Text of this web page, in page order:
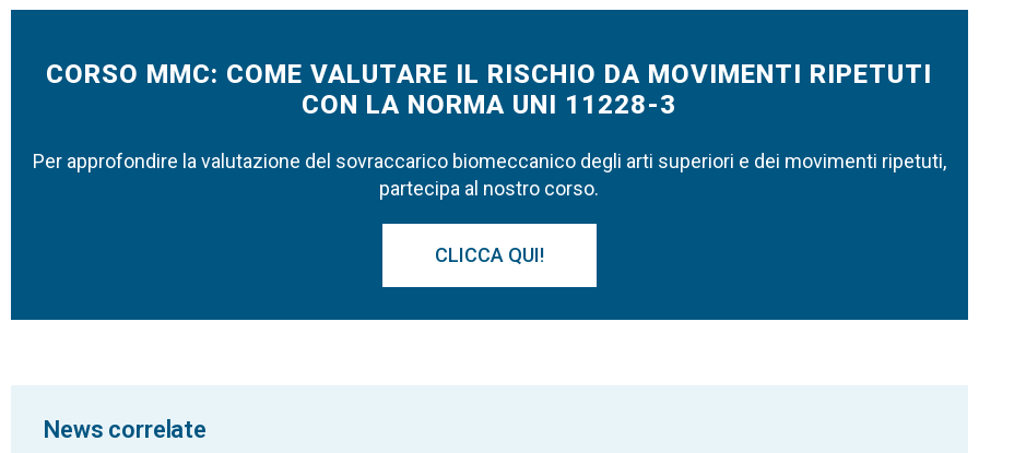
CORSO MMC: COME VALUTARE IL RISCHIO DA MOVIMENTI RIPETUTI
CON LA NORMA UNI 11228-3
Per approfondire la valutazione del sovraccarico biomeccanico degli arti superiori e dei movimenti ripetuti,
partecipa al nostro corso.
CLICCA QUI!
News correlate